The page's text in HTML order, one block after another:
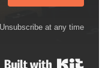
at any time.